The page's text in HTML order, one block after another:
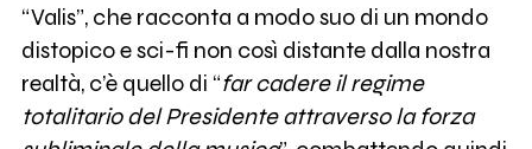
“Valis”, che racconta a modo suo di un mondo
distopico e sci-fi non così distante dalla nostra
realtà, c’è quello di “far cadere il regime
totalitario del Presidente attraverso la forza